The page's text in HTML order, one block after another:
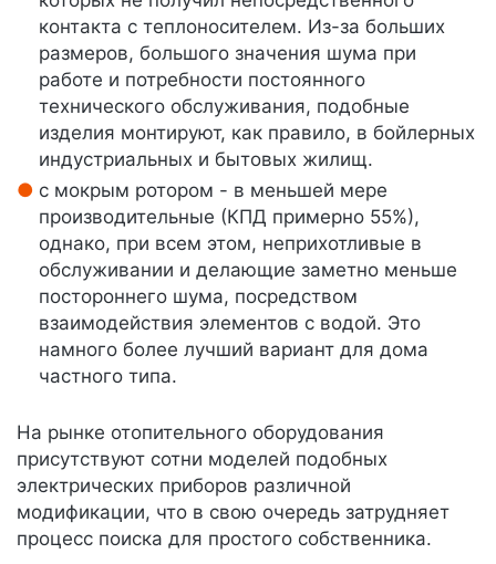
контакта с теплоносителем. Из-за больших
размеров, большого значения шума при
работе и потребности постоянного
технического обслуживания, подобные
изделия монтируют, как правило, в бойлерных
индустриальных и бытовых жилищ.
с мокрым ротором - в меньшей мере
производительные (КПД примерно 55%),
однако, при всем этом, неприхотливые в
обслуживании и делающие заметно меньше
постороннего шума, посредством
взаимодействия элементов с водой. Это
намного более лучший вариант для дома
частного типа.
На рынке отопительного оборудования
присутствуют сотни моделей подобных
электрических приборов различной
модификации, что в свою очередь затрудняет
процесс поиска для простого собственника.